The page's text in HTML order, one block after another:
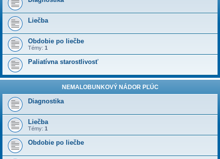
Liečba
Obdobie po liečbe
Témy: 1
Paliatívna starostlivosť
NEMALOBUNKOVÝ NÁDOR PĽÚC
Diagnostika
Liečba
Témy: 1
Obdobie po liečbe